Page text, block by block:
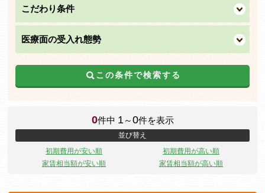
こだわり条件
医療面の受入れ態勢
この条件で検索する
0件中 1 ～0件を表示
並び替え
初期費用が安い順
初期費用が高い順
家賃相当額が安い順
家賃相当額が高い順